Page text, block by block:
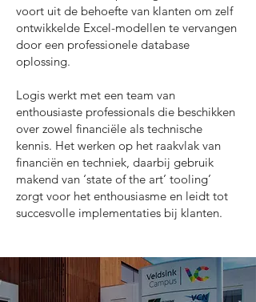
voort uit de behoefte van klanten om zelf
ontwikkelde Excel-modellen te vervangen
door een professionele database
oplossing.
Logis werkt met een team van
enthousiaste professionals die beschikken
over zowel financiële als technische
kennis. Het werken op het raakvlak van
financiën en techniek, daarbij gebruik
makend van ‘state of the art’ tooling’
zorgt voor het enthousiasme en leidt tot
succesvolle implementaties bij klanten.